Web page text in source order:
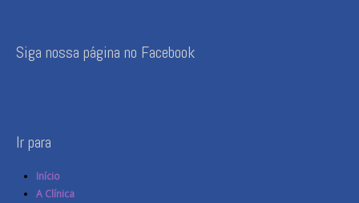
Siga nossa página no Facebook
Ir para
Início
A Clínica